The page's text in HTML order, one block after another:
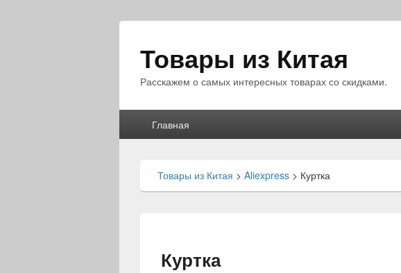
Товары из Китая
Расскажем о самых интересных товарах со скидками.
Главная
Товары из Китая > Aliexpress > Куртка
Куртка